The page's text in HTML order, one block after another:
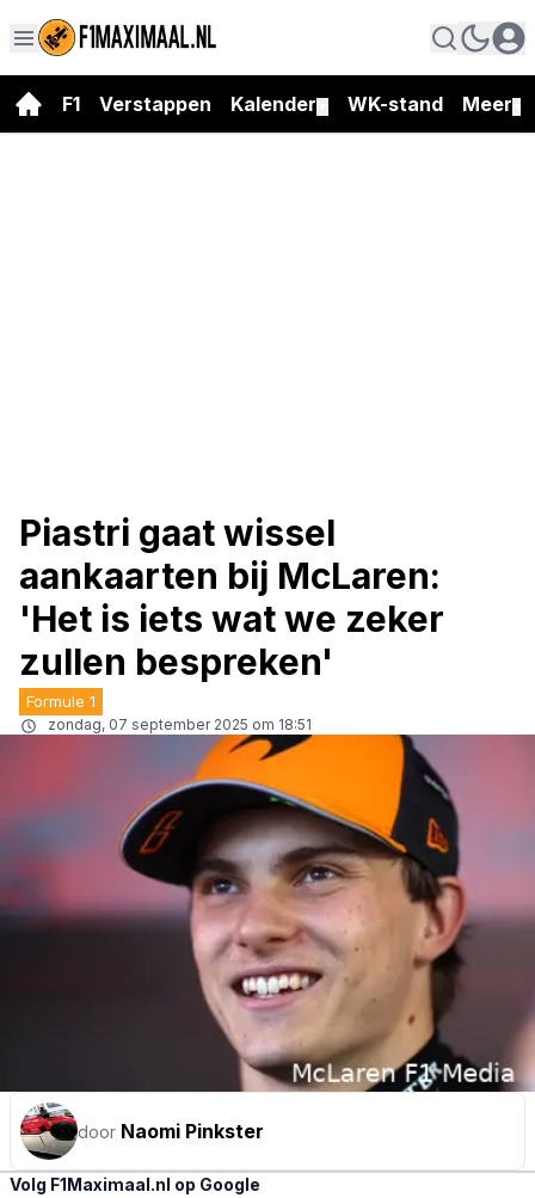
F1 Verstappen Kalender WK-stand Meer
Piastri gaat wissel
aankaarten bij McLaren:
'Het is iets wat we zeker
zullen bespreken'
Formule 1
zondag, 07 september 2025 om 18:51
door Naomi Pinkster
Volg F1Maximaal.nl op Google